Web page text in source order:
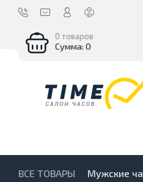
0 товаров
Сумма: 0
ВСЕ ТОВАРЫ Мужские